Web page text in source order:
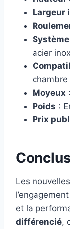
Largeur
acier
chambre
Moyeux
Poids :
Prix
Les nouvelles
et la
différencié,